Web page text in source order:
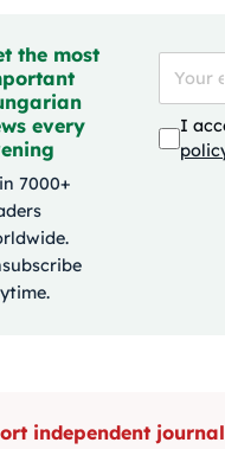
the most
every
7000+
I
independent